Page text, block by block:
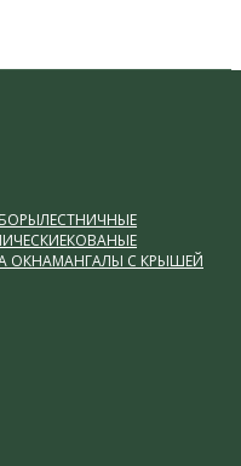
ЛЕСТНИЧНЫЕ
КОВАНЫЕ
ОКНАМАНГАЛЫ С КРЫШЕЙ